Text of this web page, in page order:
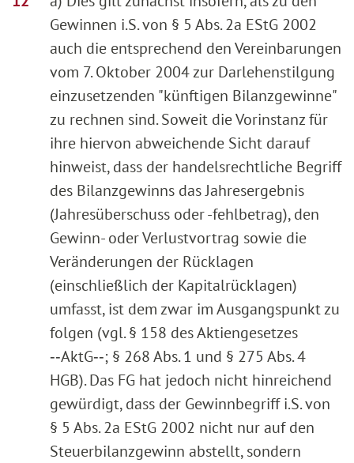
Gewinnen i.S. von § 5 Abs. 2a EStG 2002
auch die entsprechend den Vereinbarungen
vom 7. Oktober 2004 zur Darlehenstilgung
einzusetzenden "künftigen Bilanzgewinne"
zu rechnen sind. Soweit die Vorinstanz für
ihre hiervon abweichende Sicht darauf
hinweist, dass der handelsrechtliche Begriff
des Bilanzgewinns das Jahresergebnis
(Jahresüberschuss oder -fehlbetrag), den
Gewinn- oder Verlustvortrag sowie die
Veränderungen der Rücklagen
(einschließlich der Kapitalrücklagen)
umfasst, ist dem zwar im Ausgangspunkt zu
folgen (vgl. § 158 des Aktiengesetzes
‑‑AktG‑‑; § 268 Abs. 1 und § 275 Abs. 4
HGB). Das FG hat jedoch nicht hinreichend
gewürdigt, dass der Gewinnbegriff i.S. von
§ 5 Abs. 2a EStG 2002 nicht nur auf den
Steuerbilanzgewinn abstellt, sondern